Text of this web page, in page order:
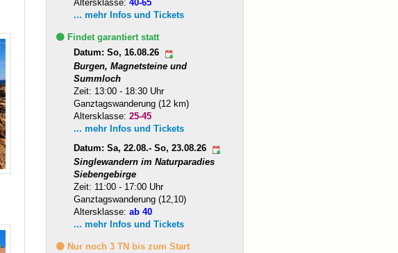
Altersklasse:40-65
... mehr Infos und Tickets
🟢 Findet garantiert statt
Datum: So, 16.08.26
Burgen, Magnetsteine und
Summloch
Zeit: 13:00 - 18:30 Uhr
Ganztagswanderung (12 km)
Altersklasse:25-45
... mehr Infos und Tickets
Datum: Sa, 22.08.- So, 23.08.26
Singlewandern im Naturparadies
Siebengebirge
Zeit: 11:00 - 17:00 Uhr
Ganztagswanderung (12,10)
Altersklasse:ab 40
... mehr Infos und Tickets
🟡 Nur noch 3 TN bis zum Start